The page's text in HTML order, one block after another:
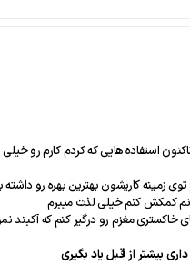
استفاده هایی که کردم کارم رو
زمینه کاریشون بهترین بهره رو داشته
کمکش کنم خیلی لذت میبرم
خاکستری مغزم رو درگیر کنم که آکبند
بیشتر از قبل یاد بگیری